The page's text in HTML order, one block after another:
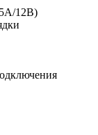
12B)